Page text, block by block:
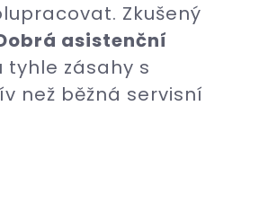
Zkušený
asistenční
tyhle zásahy s
než běžná servisní